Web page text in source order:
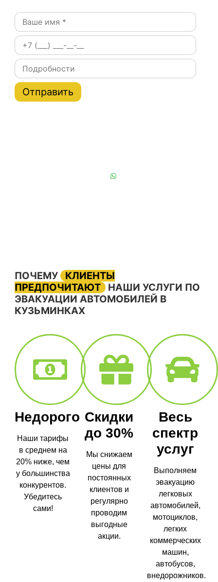
ПОЧЕМУ
КЛИЕНТЫ
ПРЕДПОЧИТАЮТ
НАШИ УСЛУГИ ПО
ЭВАКУАЦИИ АВТОМОБИЛЕЙ В
КУЗЬМИНКАХ
Недорого
Наши тарифы
в среднем на
20% ниже, чем
у большинства
конкурентов.
Убедитесь
сами!
Скидки
до 30%
Мы снижаем
цены для
постоянных
клиентов и
регулярно
проводим
выгодные
акции.
Весь
спектр
услуг
Выполняем
эвакуацию
легковых
автомобилей,
мотоциклов,
легких
коммерческих
машин,
автобусов,
внедорожников.